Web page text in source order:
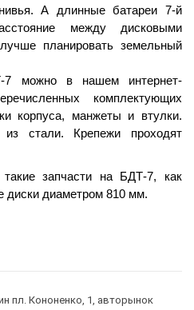
А длинные батареи 7-й
между дисковыми
планировать земельный
7 можно в нашем интернет-
комплектующих
корпуса, манжеты и втулки.
стали. Крепежи проходят
запчасти на БДТ-7, как
диски диаметром 810 мм.
пл. Кононенко, 1, авторынок